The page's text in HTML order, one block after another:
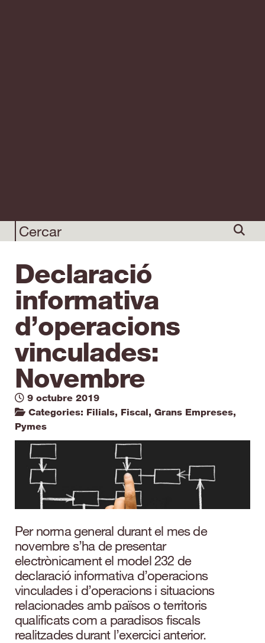
Declaració
informativa
d’operacions
vinculades:
Novembre
9 octubre 2019
Categories: Filials, Fiscal, Grans Empreses,
Pymes
Per norma general durant el mes de
novembre s’ha de presentar
electrònicament el model 232 de
declaració informativa d’operacions
vinculades i d’operacions i situacions
relacionades amb països o territoris
qualificats com a paradisos fiscals
realitzades durant l’exercici anterior.